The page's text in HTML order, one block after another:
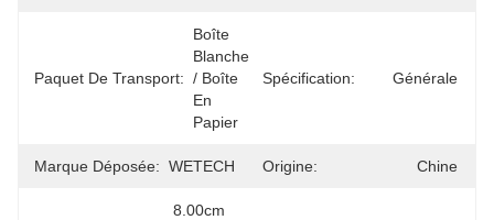
Paquet De Transport:
Boîte
Blanche
/ Boîte
En
Papier
Spécification: Générale
Marque Déposée: WETECH Origine: Chine
8.00cm